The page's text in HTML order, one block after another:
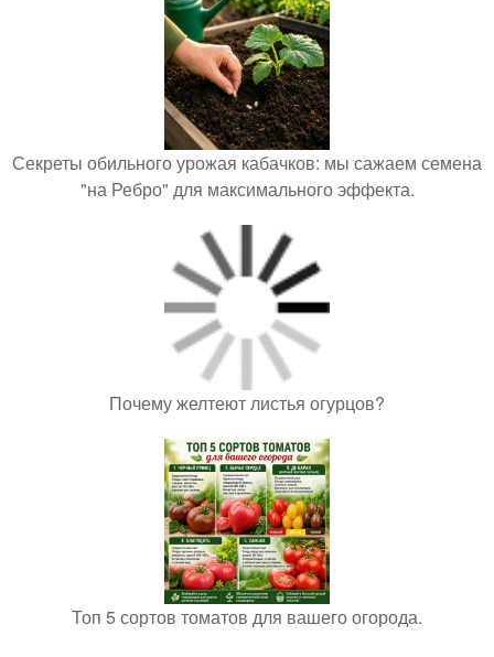
Секреты обильного урожая кабачков: мы сажаем семена
"на Ребро" для максимального эффекта.
Почему желтеют листья огурцов?
Топ 5 сортов томатов для вашего огорода.